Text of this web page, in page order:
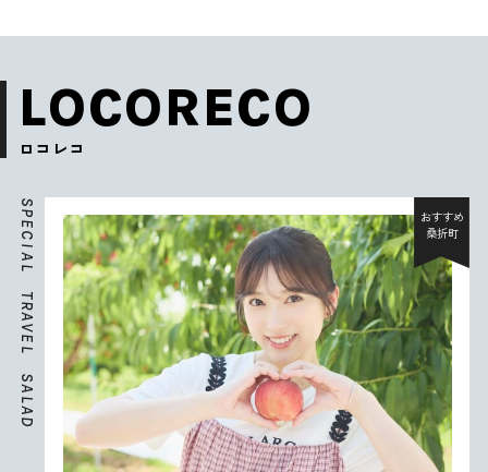
LOCORECO
ロコレコ
S
P
E
C
I
A
L
T
R
A
V
E
L
S
A
L
A
D
おすすめ
桑折町